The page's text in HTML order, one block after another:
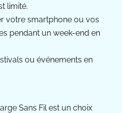
limité.
votre smartphone ou vos
pendant un week-end en
ou événements en
Sans Fil est un choix